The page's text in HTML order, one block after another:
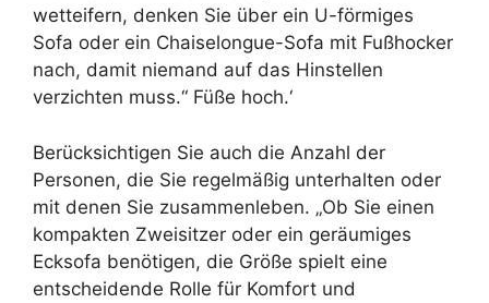
wetteifern, denken Sie über ein U-förmiges
Sofa oder ein Chaiselongue-Sofa mit Fußhocker
nach, damit niemand auf das Hinstellen
verzichten muss.“ Füße hoch.‘
Berücksichtigen Sie auch die Anzahl der
Personen, die Sie regelmäßig unterhalten oder
mit denen Sie zusammenleben. „Ob Sie einen
kompakten Zweisitzer oder ein geräumiges
Ecksofa benötigen, die Größe spielt eine
entscheidende Rolle für Komfort und